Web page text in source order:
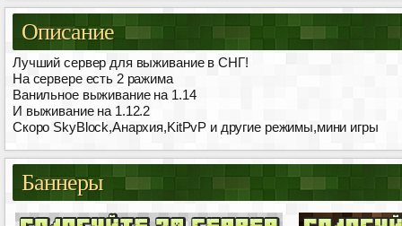
Описание
Лучший сервер для выживание в СНГ!
На сервере есть 2 ражима
Ванильное выживание на 1.14
И выживание на 1.12.2
Скоро SkyBlock,Анархия,KitPvP и другие режимы,мини игры
Баннеры